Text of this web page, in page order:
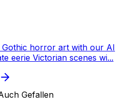
Gothic horror art with our AI
eerie Victorian scenes wi...
Gefallen